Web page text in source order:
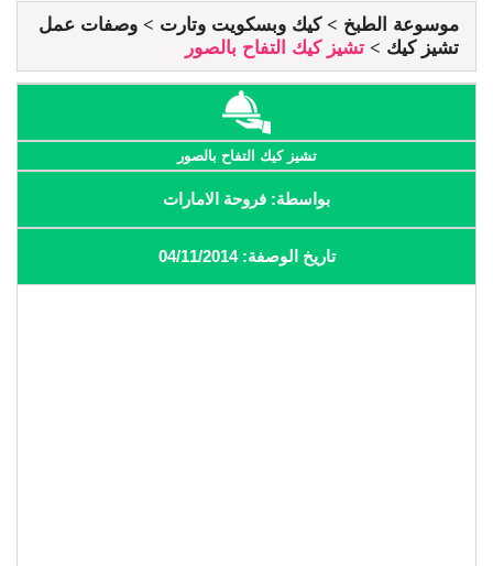
موسوعة الطبخ كيك وبسكويت وتارت
وصفات عمل
تشيز كيك
تشيز كيك التفاح بالصور
تشيز كيك التفاح بالصور
بواسطة: فروحة الامارات
تاريخ الوصفة: 04/11/2014